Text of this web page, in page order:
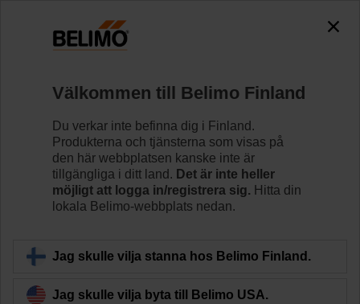
accessing the absolute URL
"https://www.belimo.com/fi/sv_SE/~mgnlArea=cookies~".
Reglerventiler Tillbehör
ZNV-207
Tillbaka till produktkategori
Välkommen till Belimo Finland
Du verkar inte befinna dig i Finland.
Produkterna och tjänsterna som visas på
den här webbplatsen kanske inte är
tillgängliga i ditt land. Det är inte heller
möjligt att logga in/registrera sig. Hitta din
lokala Belimo-webbplats nedan.
Jag skulle vilja stanna hos Belimo Finland.
Jag skulle vilja byta till Belimo USA.